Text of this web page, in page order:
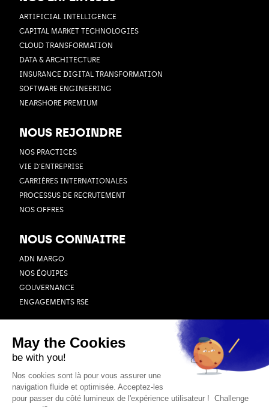
ARTIFICIAL INTELLIGENCE
CAPITAL MARKET TECHNOLOGIES
CLOUD TRANSFORMATION
DATA & ARCHITECTURE
INSURANCE DIGITAL TRANSFORMATION
SOFTWARE ENGINEERING
NEARSHORE PREMIUM
NOUS REJOINDRE
NOS PRACTICES
VIE D’ENTREPRISE
CARRIÈRES INTERNATIONALES
PROCESSUS DE RECRUTEMENT
NOS OFFRES
NOUS CONNAITRE
ADN MARGO
NOS ÉQUIPES
GOUVERNANCE
ENGAGEMENTS RSE
BLOG
CAS CLIENTS
WEBINAIRES
ACTUALITÉS